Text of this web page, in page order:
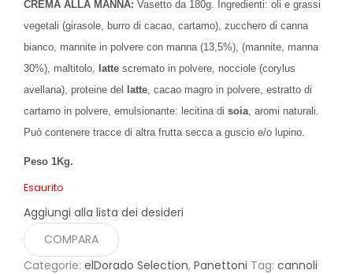
CREMA ALLA MANNA: Vasetto da 180g. Ingredienti: oli e grassi
vegetali (girasole, burro di cacao, cartamo), zucchero di canna
bianco, mannite in polvere con manna (13,5%), (mannite, manna
30%), maltitolo, latte scremato in polvere, nocciole (corylus
avellana), proteine del
latte, cacao magro in polvere, estratto di
cartamo in polvere, emulsionante: lecitina di soia, aromi naturali.
Può contenere tracce di altra frutta secca a guscio e/o lupino.
Peso 1Kg.
Esaurito
Aggiungi alla lista dei desideri
COMPARA
Categorie: elDorado Selection, Panettoni Tag: cannoli